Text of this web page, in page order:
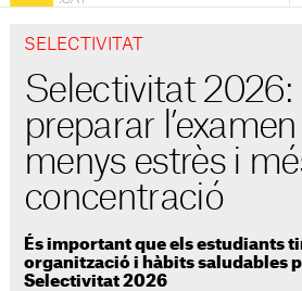
SELECTIVITAT
Selectivitat 2026:
preparar
menys estrès i
concentració
És important que els estudiants
organització i hàbits saludables
Selectivitat 2026